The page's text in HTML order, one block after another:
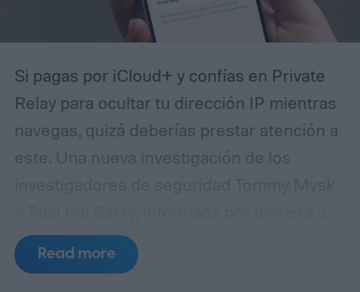
Si pagas por iCloud+ y confías en Private
Relay para ocultar tu dirección IP mientras
navegas, quizá deberías prestar atención a
este. Una nueva investigación de los
por 404 Media, revela que Private Relay no
oculta tu dirección IP tan bien como afirma
Read more